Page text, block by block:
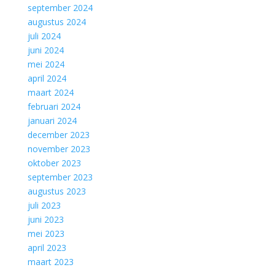
september 2024
augustus 2024
juli 2024
juni 2024
mei 2024
april 2024
maart 2024
februari 2024
januari 2024
december 2023
november 2023
oktober 2023
september 2023
augustus 2023
juli 2023
juni 2023
mei 2023
april 2023
maart 2023